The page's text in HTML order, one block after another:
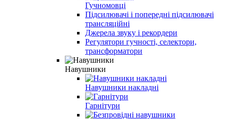
Гучномовці
Підсилювачі і попередні підсилювачі
трансляційні
Джерела звуку і рекордери
Регулятори гучності, селектори,
трансформатори
Навушники
Навушники накладні
Гарнітури